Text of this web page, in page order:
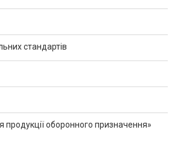
стандартів
продукції оборонного призначення»